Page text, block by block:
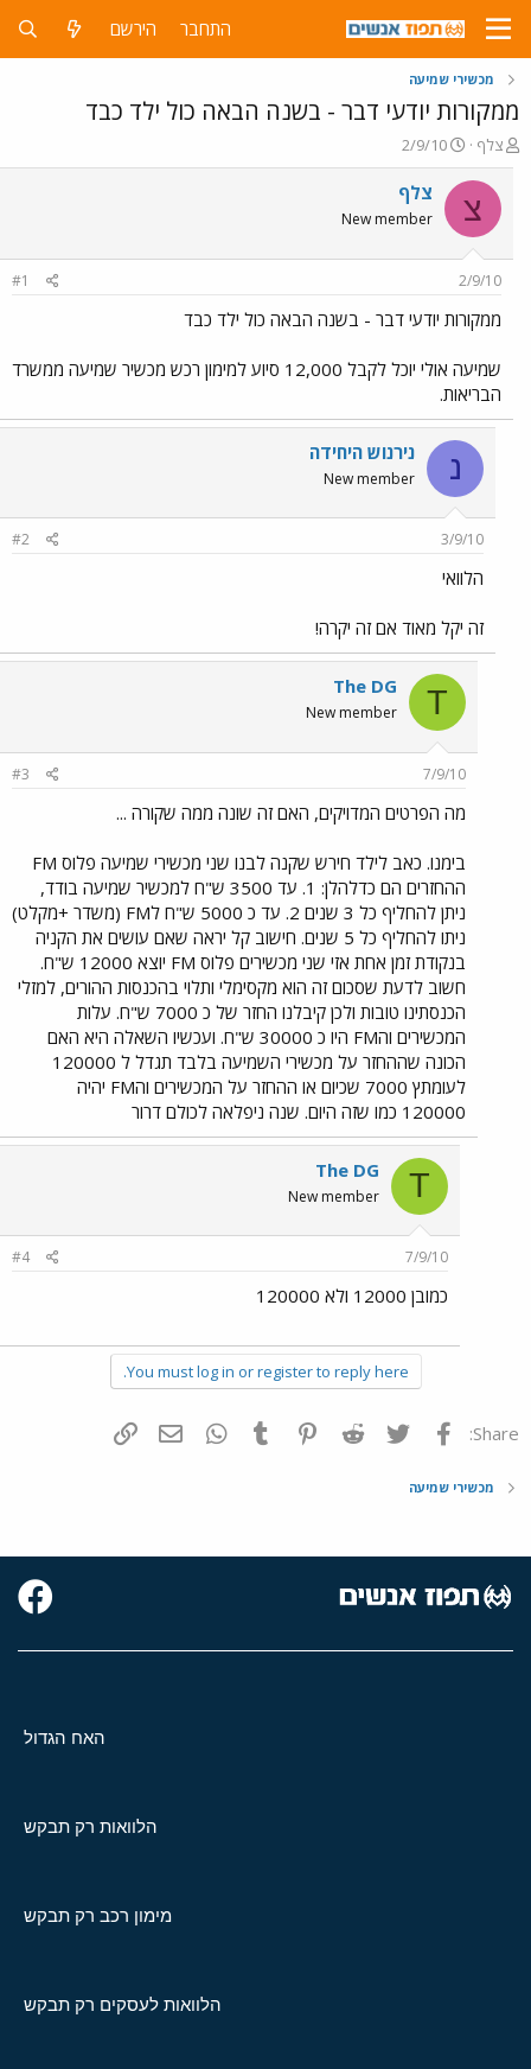
התחבר הירשם
מכשירי שמיעה
ממקורות יודעי דבר - בשנה הבאה כול ילד כבד
פ
ו
ת
ח
ה
ו
ש
א
צלף
פ
ו
ס
ם
ר
2/9/10
צ צלף
New member
2/9/10
#1
ממקורות יודעי דבר - בשנה הבאה כול ילד כבד
שמיעה אולי יוכל לקבל 12,000 סיוע למימון רכש מכשיר שמיעה ממשרד
הבריאות.
נ נירנוש היחידה
New member
3/9/10
#2
הלוואי
זה יקל מאוד אם זה יקרה!
T
The DG
New member
7/9/10
#3
מה הפרטים המדויקים, האם זה שונה ממה שקורה ...
בימנו. כאב לילד חירש שקנה לבנו שני מכשירי שמיעה פלוס FM
ההחזרים הם כדלהלן: 1. עד 3500 ש"ח למכשיר שמיעה בודד,
ניתן להחליף כל 3 שנים 2. עד כ 5000 ש"ח לFM (משדר +מקלט)
ניתו להחליף כל 5 שנים. חישוב קל יראה שאם עושים את הקניה
בנקודת זמן אחת אזי שני מכשירים פלוס FM יוצא 12000 ש"ח.
חשוב לדעת שסכום זה הוא מקסימלי ותלוי בהכנסות ההורים, למזלי
הכנסתינו טובות ולכן קיבלנו החזר של כ 7000 ש"ח. עלות
המכשירים והFM היו כ 30000 ש"ח. ועכשיו השאלה היא האם
הכונה שההחזר על מכשירי השמיעה בלבד תגדל ל 120000
לעומתץ 7000 שכיום או ההחזר על המכשירים והFM יהיה
120000 כמו שזה היום. שנה ניפלאה לכולם דרור
T
The DG
New member
7/9/10
#4
כמובן 12000 ולא 120000
You must log in or register to reply here.
Share: פייסבוק Twitter
Reddit
Pinterest
Tumblr
WhatsAppדואר אלקטרוני
מכשירי שמיעה
האח הגדול
הלוואות רק תבקש
מימון רכב רק תבקש
הלוואות לעסקים רק תבקש